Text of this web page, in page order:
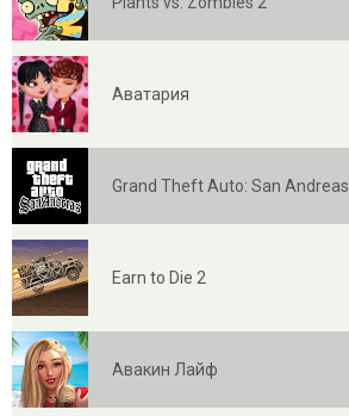
Аватария
Grand Theft Auto: San Andreas
Earn to Die 2
Авакин Лайф